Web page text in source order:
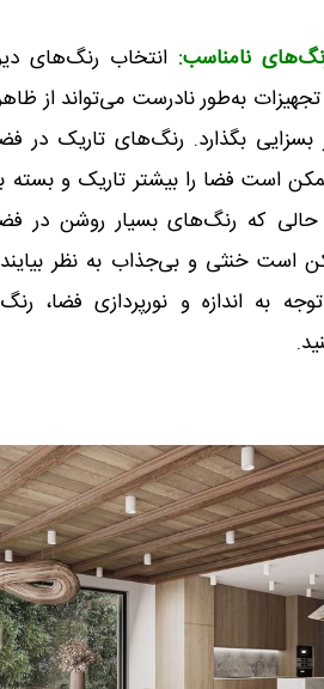
نامناسب: انتخاب رنگ‌های
به‌طور نادرست می‌تواند از
بسزایی بگذارد. رنگ‌های تاریک در
است فضا را بیشتر تاریک و بسته
حالی که رنگ‌های بسیار روشن در
است خنثی و بی‌جذاب به نظر
به اندازه و نورپردازی فضا،